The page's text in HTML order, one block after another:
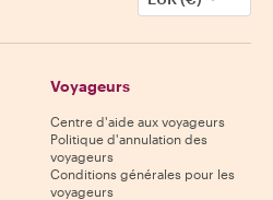
Voyageurs
Centre d'aide aux voyageurs
Politique d'annulation des
voyageurs
Conditions générales pour les
voyageurs